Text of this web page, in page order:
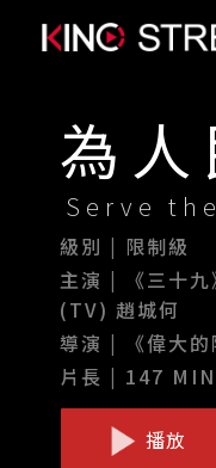
為
Serve
級別 | 限制級
主演 | 《三十
(TV) 趙城何
導演 | 《偉大的
片長 | 147 MIN
播放